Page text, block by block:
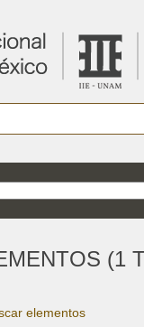
(1
elementos